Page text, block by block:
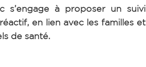
s’engage à proposer un suivi
en lien avec les familles et
de santé.